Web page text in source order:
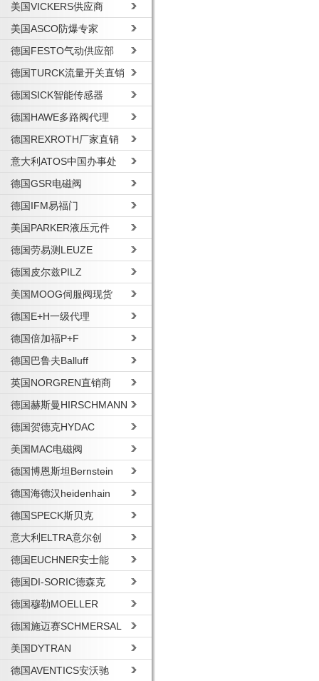
美国VICKERS供应商
美国ASCO防爆专家
德国FESTO气动供应部
德国TURCK流量开关直销
德国SICK智能传感器
德国HAWE多路阀代理
德国REXROTH厂家直销
意大利ATOS中国办事处
德国GSR电磁阀
德国IFM易福门
美国PARKER液压元件
德国劳易测LEUZE
德国皮尔兹PILZ
美国MOOG伺服阀现货
德国E+H一级代理
德国倍加福P+F
德国巴鲁夫Balluff
英国NORGREN直销商
德国赫斯曼HIRSCHMANN
德国贺德克HYDAC
美国MAC电磁阀
德国博恩斯坦Bernstein
德国海德汉heidenhain
德国SPECK斯贝克
意大利ELTRA意尔创
德国EUCHNER安士能
德国DI-SORIC德森克
德国穆勒MOELLER
德国施迈赛SCHMERSAL
美国DYTRAN
德国AVENTICS安沃驰